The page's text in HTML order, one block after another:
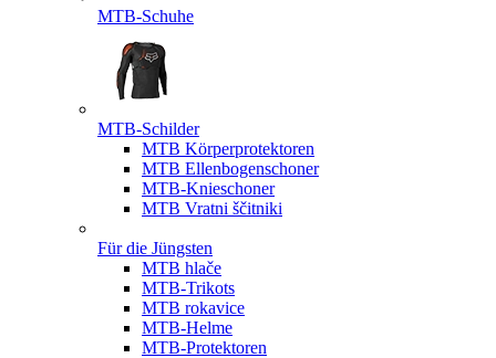
MTB-Schuhe
MTB-Schilder
MTB Körperprotektoren
MTB Ellenbogenschoner
MTB-Knieschoner
MTB Vratni ščitniki
Für die Jüngsten
MTB hlače
MTB-Trikots
MTB rokavice
MTB-Helme
MTB-Protektoren